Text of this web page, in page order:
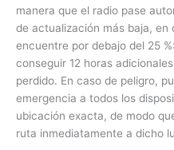
manera que el radio pase
de actualización más baja, en
encuentre por debajo del 25
conseguir 12 horas
perdido. En caso de peligro,
emergencia a todos los
ubicación exacta, de modo
ruta inmediatamente a dicho